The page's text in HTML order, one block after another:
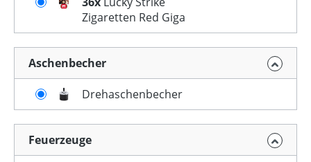
Zigaretten Red Giga
Aschenbecher
Drehaschenbecher
Feuerzeuge